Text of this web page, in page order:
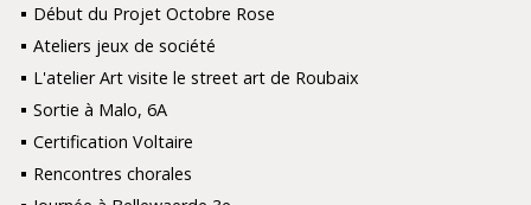
Début du Projet Octobre Rose
Ateliers jeux de société
L'atelier Art visite le street art de Roubaix
Sortie à Malo, 6A
Certification Voltaire
Rencontres chorales